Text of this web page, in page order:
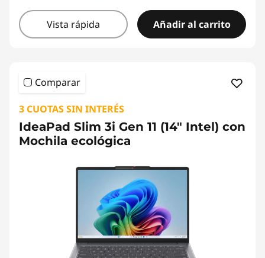
Vista rápida Añadir al carrito
Comparar
3 CUOTAS SIN INTERÉS
IdeaPad Slim 3i Gen 11 (14" Intel) con
Mochila ecológica